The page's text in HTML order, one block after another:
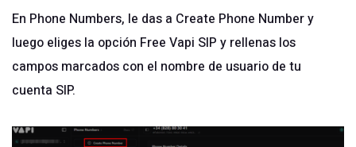
En Phone Numbers, le das a Create Phone Number y
luego eliges la opción Free Vapi SIP y rellenas los
campos marcados con el nombre de usuario de tu
cuenta SIP.